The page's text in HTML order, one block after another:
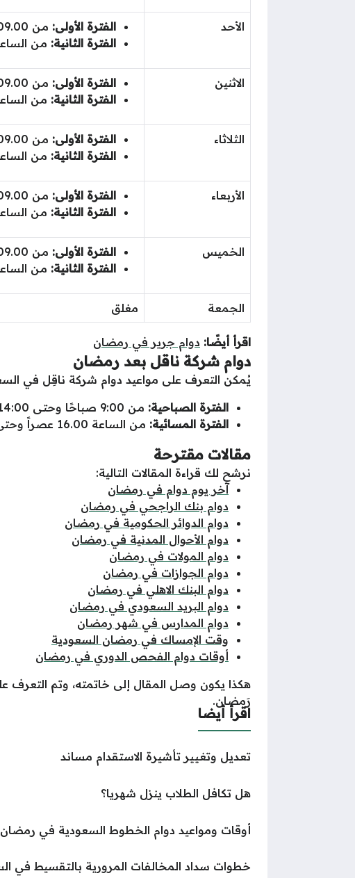
الأحد الفترة الأولى: مـن 09.00 صباحًا حتـى 02.00 مساءً.
الفترة الثانية: مـن الساعة 04.00 مساءً حتى
الاثنين الفترة الأولى: مـن 09.00 صباحًا حتـى 02.00 مساءً.
الفترة الثانية: مـن الساعة 04.00 مساءً حتى
الثلاثاء الفترة الأولى: مـن 09.00 صباحًا حتـى 02.00 مساءً.
الفترة الثانية: مـن الساعة 04.00 مساءً حتى
الأربعاء الفترة الأولى: مـن 09.00 صباحًا حتـى 02.00 مساءً.
الفترة الثانية: مـن الساعة 04.00 مساءً حتى
الخميس الفترة الأولى: مـن 09.00 صباحًا حتـى 02.00 مساءً.
الفترة الثانية: مـن الساعة 04.00 مساءً حتى
الجمعة مغلق
اقرأ أيضًا: دوام جرير في رمضان
دوام شركة ناقل بعد رمضان
يُمكن التعرف على مواعيد دوام شركة ناقِل في
الفترة الصباحية: مـن 9:00 صباحًا وحتـى 14:00 ظهراً.
الفترة المسائية: مـن الساعة 16.00 عصراً وحتى 21.00 مساءً.
مقالات مقترحة
نرشح لك قراءة المقالات التالية:
آخر يوم دوام في رمضان
دوام بنك الراجحي في رمضان
دوام الدوائر الحكومية في رمضان
دوام الأحوال المدنية في رمضان
دوام المولات في رمضان
دوام الجوازات في رمضان
دوام البنك الاهلي في رمضان
دوام البريد السعودي في رمضان
دوام المدارس في شهر رمضان
وقت الإمساك في رمضان السعودية
أوقات دوام الفحص الدوري في رمضان
هكذا يكون وصل المقال إلى خاتمته، وتم التعرف
رَمضان.
اقرأ أيضا
تعديل وتغيير تأشيرة الاستقدام مساند
هل تكافل الطلاب ينزل شهريا؟
أوقات ومواعيد دوام الخطوط السعودية في رمضان 2025 – 1446
خطوات سداد المخالفات المرورية بالتقسيط في